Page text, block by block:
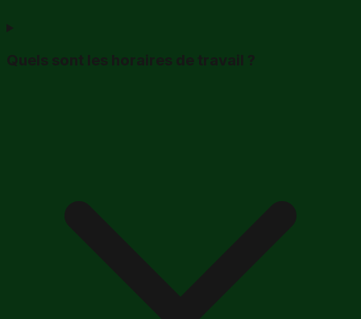
Quels sont les horaires de travail ?